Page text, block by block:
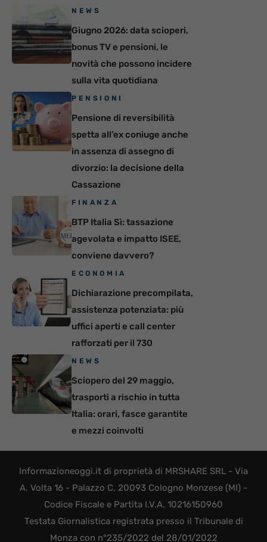
NEWS
Giugno 2026: data scioperi,
bonus TV e pensioni, le
novità che possono incidere
sulla vita quotidiana
PENSIONI
Pensione di reversibilità
spetta all’ex coniuge anche
in assenza di assegno di
divorzio: la decisione della
Cassazione
FINANZA
BTP Italia Sì: tassazione
agevolata e impatto ISEE,
conviene davvero?
ECONOMIA
Dichiarazione precompilata,
assistenza potenziata: più
uffici aperti e call center
rafforzati per il 730
NEWS
Sciopero del 29 maggio,
trasporti a rischio in tutta
Italia: orari, fasce garantite
e mezzi coinvolti
Informazioneoggi.it di proprietà di MRSHARE SRL - Via
A. Volta 16 - Palazzo C, 20093 Cologno Monzese (MI) -
Codice Fiscale e Partita I.V.A. 10216150960
Testata Giornalistica registrata presso il Tribunale di
Monza con n°235/2022 del 28/01/2022